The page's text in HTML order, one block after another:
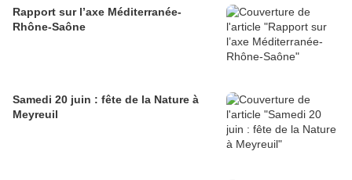
Rapport sur l’axe Méditerranée-
Rhône-Saône
Samedi 20 juin : fête de la Nature à
Meyreuil